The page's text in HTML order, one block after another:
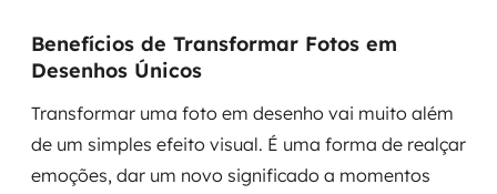
Benefícios de Transformar Fotos em
Desenhos Únicos
Transformar uma foto em desenho vai muito além
de um simples efeito visual. É uma forma de realçar
emoções, dar um novo significado a momentos